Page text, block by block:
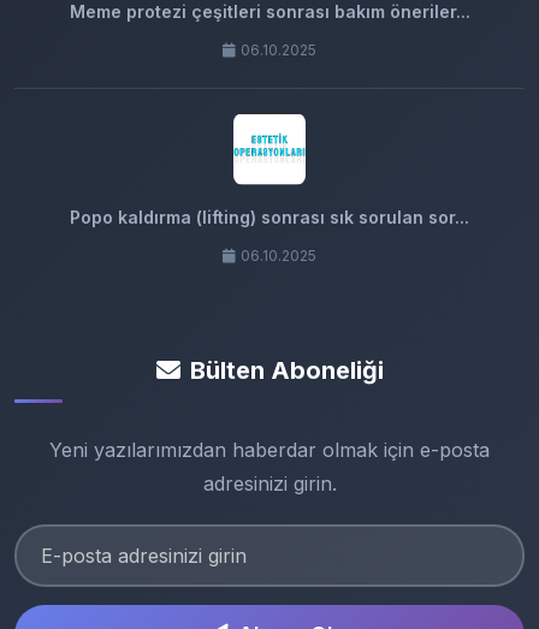
Meme protezi çeşitleri sonrası bakım öneriler...
06.10.2025
Popo kaldırma (lifting) sonrası sık sorulan sor...
06.10.2025
Bülten Aboneliği
Yeni yazılarımızdan haberdar olmak için e-posta
adresinizi girin.